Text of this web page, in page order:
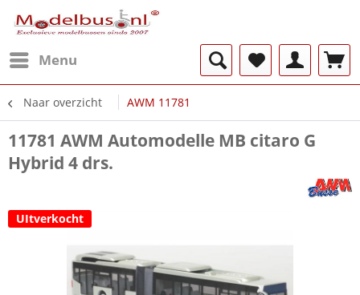
Menu
Naar overzicht AWM 11781
11781 AWM Automodelle MB citaro G
Hybrid 4 drs.
UItverkocht